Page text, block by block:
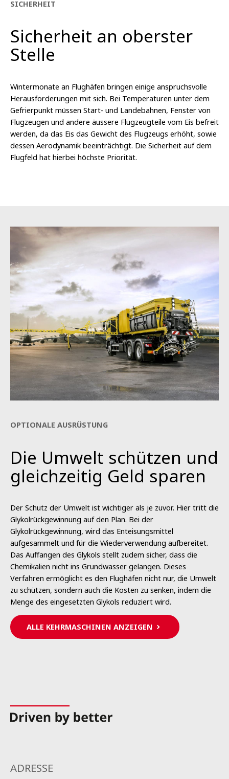
SICHERHEIT
Sicherheit an oberster
Stelle
Wintermonate an Flughäfen bringen einige anspruchsvolle
Herausforderungen mit sich. Bei Temperaturen unter dem
Gefrierpunkt müssen Start- und Landebahnen, Fenster von
Flugzeugen und andere äussere Flugzeugteile vom Eis befreit
werden, da das Eis das Gewicht des Flugzeugs erhöht, sowie
dessen Aerodynamik beeinträchtigt. Die Sicherheit auf dem
Flugfeld hat hierbei höchste Priorität.
OPTIONALE AUSRÜSTUNG
Die Umwelt schützen und
gleichzeitig Geld sparen
Der Schutz der Umwelt ist wichtiger als je zuvor. Hier tritt die
Glykolrückgewinnung auf den Plan. Bei der
Glykolrückgewinnung, wird das Enteisungsmittel
aufgesammelt und für die Wiederverwendung aufbereitet.
Das Auffangen des Glykols stellt zudem sicher, dass die
Chemikalien nicht ins Grundwasser gelangen. Dieses
Verfahren ermöglicht es den Flughäfen nicht nur, die Umwelt
zu schützen, sondern auch die Kosten zu senken, indem die
Menge des eingesetzten Glykols reduziert wird.
ALLE KEHRMASCHINEN ANZEIGEN
ADRESSE